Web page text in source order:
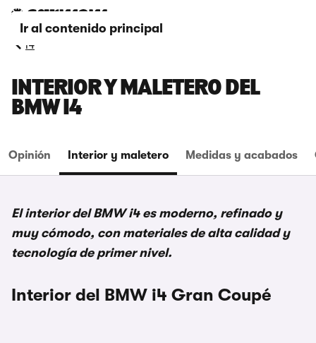
Ir al contenido principal
i4
INTERIOR Y MALETERO DEL
BMW I4
Opinión Interior y maletero Medidas y acabados
El interior del BMW i4 es moderno, refinado y
muy cómodo, con materiales de alta calidad y
tecnología de primer nivel.
Interior del BMW i4 Gran Coupé